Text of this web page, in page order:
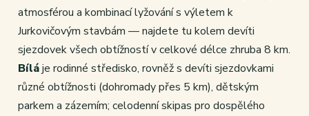
atmosférou a kombinací lyžování s výletem k
Jurkovičovým stavbám — najdete tu kolem devíti
sjezdovek všech obtížností v celkové délce zhruba 8 km.
Bíláje rodinné středisko, rovněž s devíti sjezdovkami
různé obtížnosti (dohromady přes 5 km), dětským
parkem a zázemím; celodenní skipas pro dospělého